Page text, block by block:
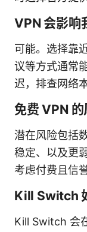
VPN 会影响
可能。选择靠
议等方式通常
迟，排查网络
免费 VPN 的
潜在风险包括
稳定、以及更
考虑付费且信
Kill Switch
Kill Switch 会